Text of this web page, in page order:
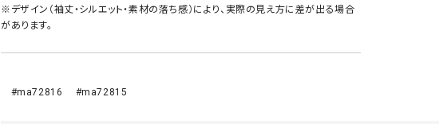
※デザイン（袖丈・シルエット・素材の落ち感）により、実際の見え方に差が出る場合
があります。
#ma72816 #ma72815